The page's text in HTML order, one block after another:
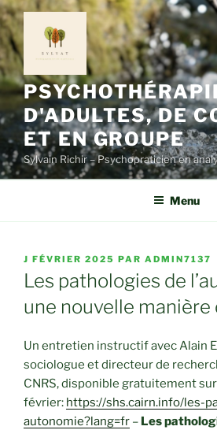
Aller
au
contenu
principal
D'ADULTES, DE
ET EN GROUPE
Sylvain Richir – Psychopraticien en
Menu
PUBLIÉ
LE
J FÉVRIER 2025 PAR ADMIN7137
Les pathologies de
une nouvelle
Un entretien instructif avec Alain
sociologue et directeur de
CNRS, disponible gratuitement sur
février: https://shs.cairn.info/les-
autonomie?lang=fr – Les